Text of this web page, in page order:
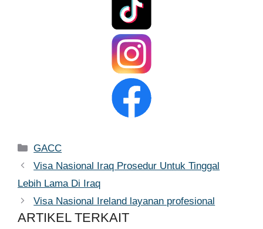
Kategori
GACC
Visa Nasional Iraq Prosedur Untuk Tinggal
Lebih Lama Di Iraq
Visa Nasional Ireland layanan profesional
ARTIKEL TERKAIT